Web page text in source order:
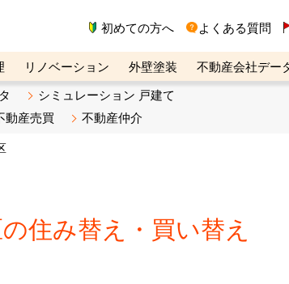
初めての方へ よくある質問
リノベーション 外壁塗装
不動産会社デー
不動産売却ご相談デスク
シミュレーション 戸建て
動産売買 不動産仲介
住み替え・買い替え